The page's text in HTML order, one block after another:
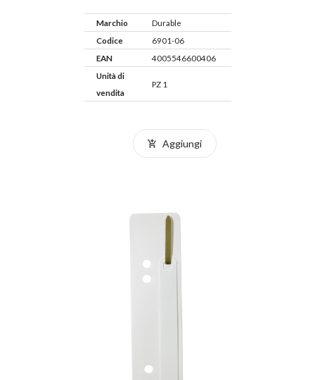
Marchio
Durable
Codice
6901-06
EAN
4005546600406
Unità di
vendita
PZ 1
Aggiungi